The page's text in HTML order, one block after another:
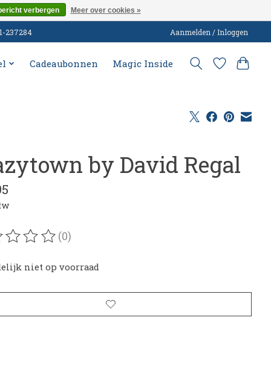
237284 Aanmelden / Inloggen
Cadeaubonnen Magic Inside
by David Regal
van dit product is
(0)
niet op voorraad
verbergen Meer over cookies »